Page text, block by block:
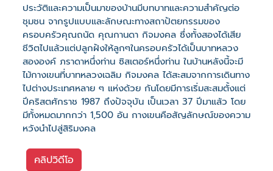
ประวัติและความเป็นมาของบ้านมีบทบาทและความสำคัญต่อ
ชุมชน จากรูปแบบและลักษณะทางสถาปัตยกรรมของ
ครอบครัวคุณถนัด คุณกานดา กิจมงคล ซึ่งทั้งสองได้เสีย
ชีวิตไปแล้วแต่ปลูกฝังให้ลูกๆในครอบครัวได้เป็นบาทหลวง
สององค์ ภราดาหนึ่งท่าน ซิสเตอร์หนึ่งท่าน ในบ้านหลังนี้จะมี
ไม้กางเขนที่บาทหลวงเฉลิม กิจมงคล ได้สะสมจากการเดินทาง
ไปต่างประเทศหลาย ๆ แห่งด้วย กันโดยมีการเริ่มสะสมตั้งแต่
ปีคริสตศักราช 1987 ถึงปัจจุบัน เป็นเวลา 37 ปีมาแล้ว โดย
มีทั้งหมดมากกว่า 1,500 อัน กางเขนคือสัญลักษณ์ของความ
หวังนำไปสู่สิริมงคล
คลิปวิดีโอ